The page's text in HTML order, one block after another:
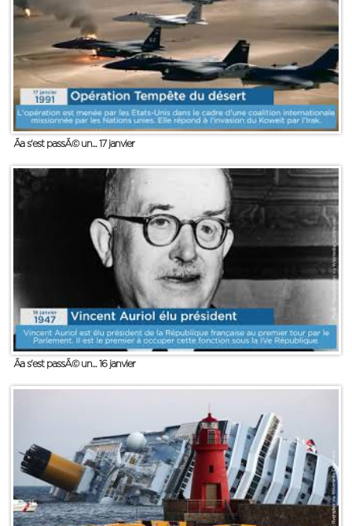
Ãa s'est passÃ© un... 17 janvier
Ãa s'est passÃ© un... 16 janvier